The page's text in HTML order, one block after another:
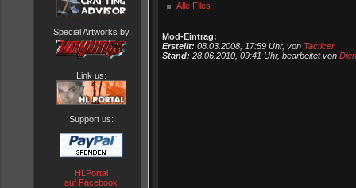
Special Artworks by
Link us:
Support us:
HLPortal
auf Facebook
Alle Files
Mod-Eintrag:
Erstellt: 08.03.2008, 17:59 Uhr, von Tacticer
Stand: 28.06.2010, 09:41 Uhr, bearbeitet von